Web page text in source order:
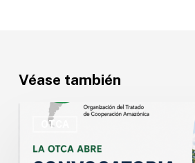
Véase también
OTCA
para